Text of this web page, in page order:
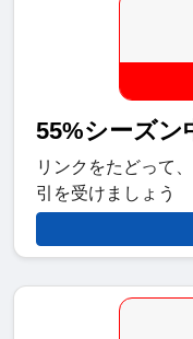
55%シーズン
リンクをたどって
引を受けましょう